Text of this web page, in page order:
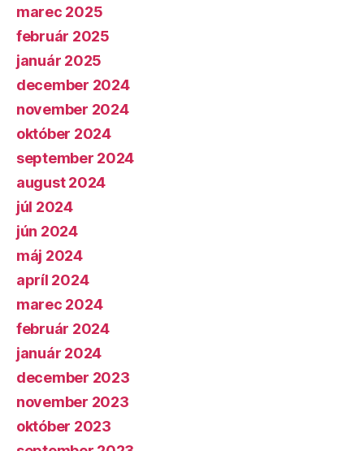
marec 2025
február 2025
január 2025
december 2024
november 2024
október 2024
september 2024
august 2024
júl 2024
jún 2024
máj 2024
apríl 2024
marec 2024
február 2024
január 2024
december 2023
november 2023
október 2023